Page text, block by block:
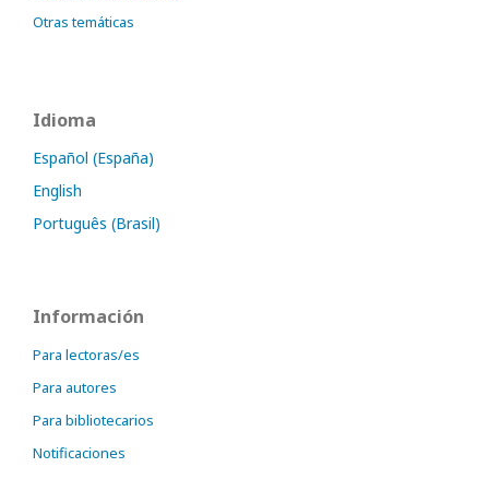
Otras temáticas
Idioma
Español (España)
English
Português (Brasil)
Información
Para lectoras/es
Para autores
Para bibliotecarios
Notificaciones